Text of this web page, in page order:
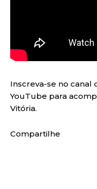
Inscreva-se no canal
YouTube para
Vitória.
Compartilhe